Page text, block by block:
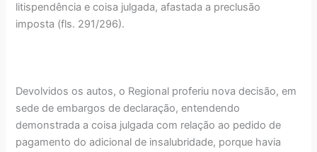
litispendência e coisa julgada, afastada a preclusão
imposta (fls. 291/296).
Devolvidos os autos, o Regional proferiu nova decisão, em
sede de embargos de declaração, entendendo
demonstrada a coisa julgada com relação ao pedido de
pagamento do adicional de insalubridade, porque havia